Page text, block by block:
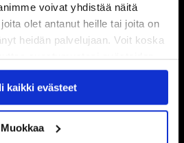
voivat yhdistää näitä
olet antanut heille tai joita on
heidän palvelujaan. Voit koska
suostumustasi evästeiden
.
kaikki evästeet
Muokkaa